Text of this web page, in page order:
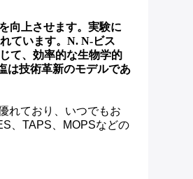
向上させます。実験に
ています。 N. N-ビス
て、効率的な生物学的
は技術革新のモデルであ
れており、いつでもお
、TAPS、MOPSなどの